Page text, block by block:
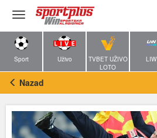
Toggle
navigation
Sport Uživo
TVBET UŽIVO
LOTO
LIW
Nazad